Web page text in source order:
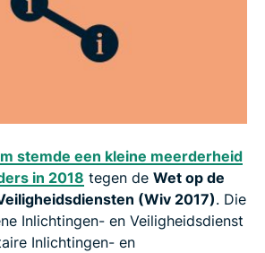
stemde een kleine meerderheid
in 2018 tegen de Wet op de
(Wiv 2017). Die
Inlichtingen- en Veiligheidsdienst
Inlichtingen- en